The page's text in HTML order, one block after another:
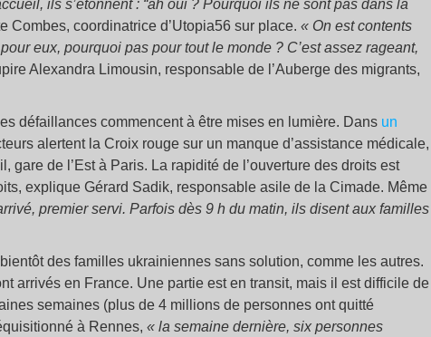
ils s’étonnent : “ah oui ? Pourquoi ils ne sont pas dans la
Combes, coordinatrice d’Utopia56 sur place. « On est contents
eux, pourquoi pas pour tout le monde ? C’est assez rageant,
Alexandra Limousin, responsable de l’Auberge des migrants,
défaillances commencent à être mises en lumière. Dans un
alertent la Croix rouge sur un manque d’assistance médicale,
gare de l’Est à Paris. La rapidité de l’ouverture des droits est
explique Gérard Sadik, responsable asile de la Cimade. Même
premier servi. Parfois dès 9 h du matin, ils disent aux familles
des familles ukrainiennes sans solution, comme les autres.
arrivés en France. Une partie est en transit, mais il est difficile de
semaines (plus de 4 millions de personnes ont quitté
à Rennes, « la semaine dernière, six personnes